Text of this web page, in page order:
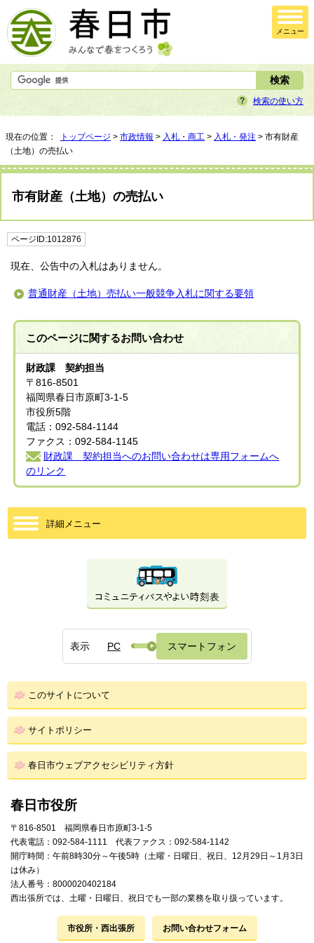
メニュー
検索の使い方
現在の位置： トップページ > 市政情報 > 入札・商工 > 入札・発注 > 市有財産
（土地）の売払い
市有財産（土地）の売払い
ページID:1012876
現在、公告中の入札はありません。
普通財産（土地）売払い一般競争入札に関する要領
このページに関するお問い合わせ
財政課 契約担当
〒816-8501
福岡県春日市原町3-1-5
市役所5階
電話：092-584-1144
ファクス：092-584-1145
財政課 契約担当へのお問い合わせは専用フォームへ
のリンク
詳細メニュー
表示 PC スマートフォン
このサイトについて
サイトポリシー
春日市ウェブアクセシビリティ方針
春日市役所
〒816-8501 福岡県春日市原町3-1-5
代表電話：092-584-1111 代表ファクス：092-584-1142
開庁時間：午前8時30分～午後5時（土曜・日曜日、祝日、12月29日～1月3日
は休み）
法人番号：8000020402184
西出張所では、土曜・日曜日、祝日でも一部の業務を取り扱っています。
市役所・西出張所 お問い合わせフォーム